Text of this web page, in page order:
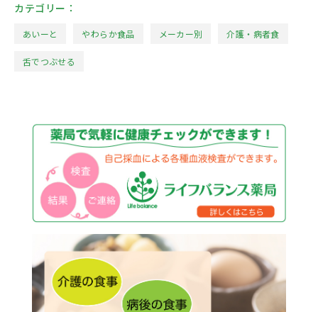
カテゴリー：
あいーと やわらか食品 メーカー別 介護・病者食
舌でつぶせる